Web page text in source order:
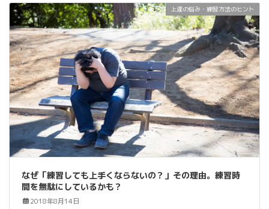
上達の悩み・練習方法のヒント
なぜ「練習しても上手くならないの？」その理由。練習時
間を無駄にしているかも？
2018年8月14日